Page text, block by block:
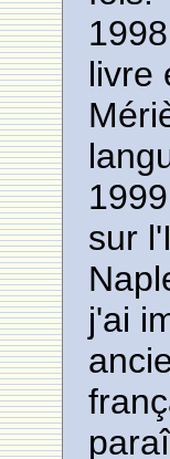
livre
sur
j'ai